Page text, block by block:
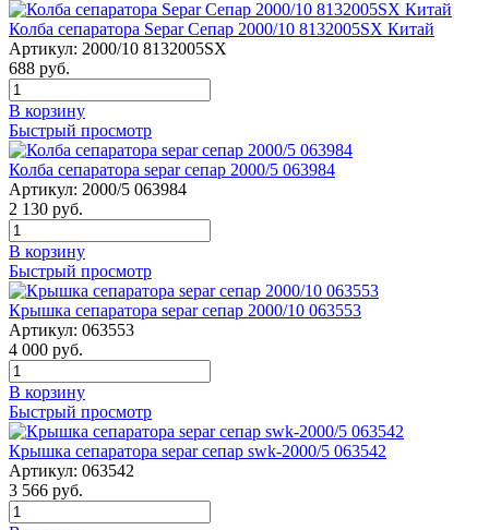
Колба сепаратора Separ Сепар 2000/10 8132005SX Китай
Артикул: 2000/10 8132005SX
688 руб.
В корзину
Быстрый просмотр
Колба сепаратора separ сепар 2000/5 063984
Артикул: 2000/5 063984
2 130 руб.
В корзину
Быстрый просмотр
Крышка сепаратора separ сепар 2000/10 063553
Артикул: 063553
4 000 руб.
В корзину
Быстрый просмотр
Крышка сепаратора separ сепар swk-2000/5 063542
Артикул: 063542
3 566 руб.